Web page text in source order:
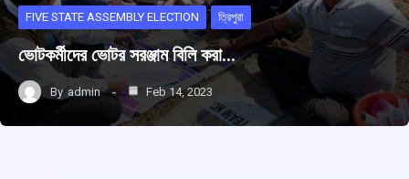
FIVE STATE ASSEMBLY ELECTION ত্রিপুরা
ভোটকর্মীদের ভোটর সরঞ্জাম বিলি করা…
By admin Feb 14, 2023